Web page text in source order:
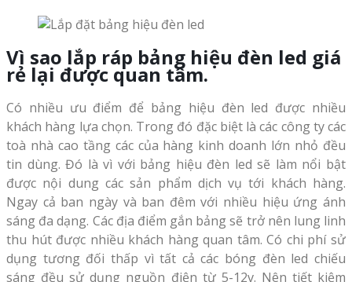
Vì sao lắp ráp bảng hiệu đèn led giá
rẻ lại được quan tâm.
Có nhiều ưu điểm để bảng hiệu đèn led được nhiều
khách hàng lựa chọn. Trong đó đặc biệt là các công ty các
toà nhà cao tầng các của hàng kinh doanh lớn nhỏ đều
tin dùng. Đó là vì với bảng hiệu đèn led sẽ làm nổi bật
được nội dung các sản phẩm dịch vụ tới khách hàng.
Ngay cả ban ngày và ban đêm với nhiều hiệu ứng ánh
sáng đa dạng. Các địa điểm gắn bảng sẽ trở nên lung linh
thu hút được nhiều khách hàng quan tâm. Có chi phí sử
dụng tương đối thấp vì tất cả các bóng đèn led chiếu
sáng đều sử dụng nguồn điện từ 5-12v. Nên tiết kiệm